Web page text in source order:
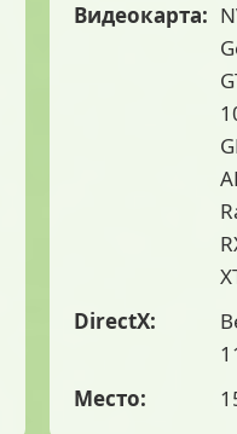
Видеокарта:
DirectX:
Место: